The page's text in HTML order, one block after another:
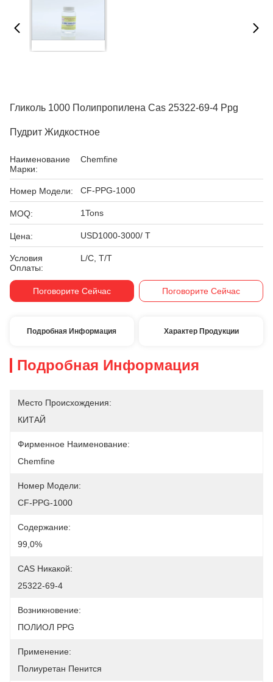
Гликоль 1000 Полипропилена Cas 25322-69-4 Ppg
Пудрит Жидкостное
Наименование
Марки:
Chemfine
Номер Модели: CF-PPG-1000
MOQ: 1Tons
Цена: USD1000-3000/ T
Условия
Оплаты:
L/C, T/T
Поговорите Сейчас Поговорите Сейчас
Подробная Информация Характер Продукции
Подробная Информация
Место Происхождения:
КИТАЙ
Фирменное Наименование:
Chemfine
Номер Модели:
CF-PPG-1000
Содержание:
99,0%
CAS Никакой:
25322-69-4
Возникновение:
ПОЛИОЛ PPG
Применение:
Полиуретан Пенится